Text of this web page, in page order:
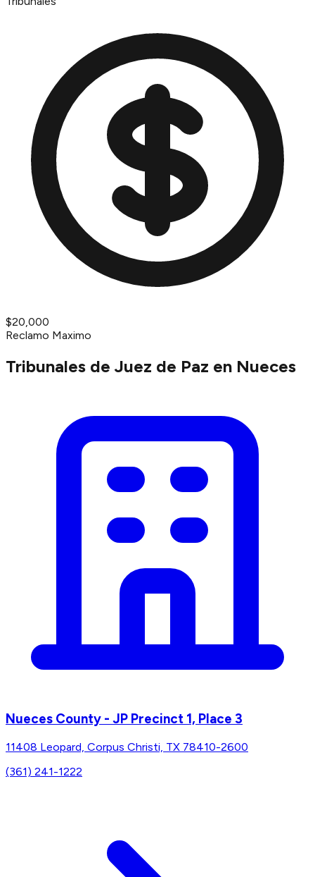
$20,000
Reclamo Maximo
Tribunales de Juez de Paz en Nueces
Nueces County - JP Precinct 1, Place 3
11408 Leopard, Corpus Christi, TX 78410-2600
(361) 241-1222